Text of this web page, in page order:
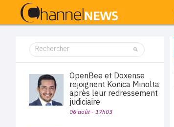
OpenBee et Doxense
rejoignent Konica Minolta
après leur redressement
judiciaire
06 août - 17h03